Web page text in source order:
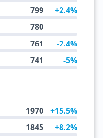
799 +2.4%
780
761 -2.4%
741 -5%
1970 +15.5%
1845 +8.2%